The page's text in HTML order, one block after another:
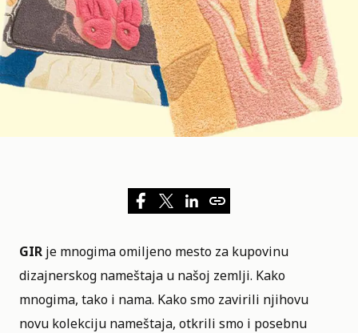
GIR je mnogima omiljeno mesto za kupovinu
dizajnerskog nameštaja u našoj zemlji. Kako
mnogima, tako i nama. Kako smo zavirili njihovu
novu kolekciju nameštaja, otkrili smo i posebnu